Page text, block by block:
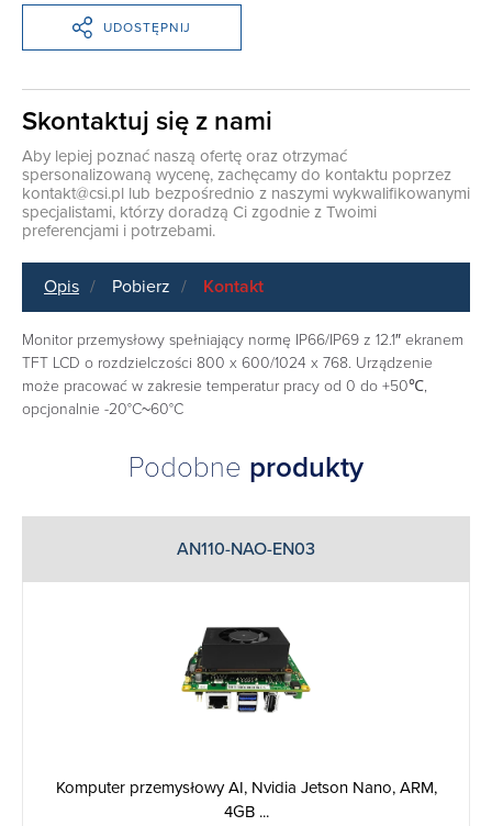
UDOSTĘPNIJ
Skontaktuj się z nami
Aby lepiej poznać naszą ofertę oraz otrzymać
spersonalizowaną wycenę, zachęcamy do kontaktu poprzez
kontakt@csi.pl lub bezpośrednio z naszymi wykwalifikowanymi
specjalistami, którzy doradzą Ci zgodnie z Twoimi
preferencjami i potrzebami.
Opis Pobierz Kontakt
Monitor przemysłowy spełniający normę IP66/IP69 z 12.1″ ekranem
TFT LCD o rozdzielczości 800 x 600/1024 x 768. Urządzenie
może pracować w zakresie temperatur pracy od 0 do +50℃,
opcjonalnie -20°C~60°C
Podobne produkty
AN110-NAO-EN03
Komputer przemysłowy AI, Nvidia Jetson Nano, ARM,
4GB ...